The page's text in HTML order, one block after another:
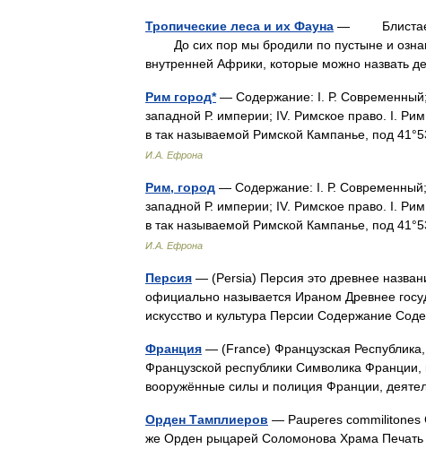
Тропические леса и их Фауна — Блистает
До сих пор мы бродили по пустыне и
внутренней Африки, которые можно
Рим город*— Содержание: I. Р. Современный;
западной Р. империи; IV. Римское право. I. Рим
в так называемой Римской Кампанье, под
И.А. Ефрона
Рим, город — Содержание: I. Р. Современный;
западной Р. империи; IV. Римское право. I. Рим
в так называемой Римской Кампанье, под
И.А. Ефрона
Персия — (Persia) Персия это древнее
официально называется Ираном Древнее
искусство и культура Персии Содержание
Франция — (France) Французская
Французской республики Символика Франции,
вооружённые силы и полиция Франции,
Орден Тамплиеров — Pauperes commilitones
же Орден рыцарей Соломонова Храма